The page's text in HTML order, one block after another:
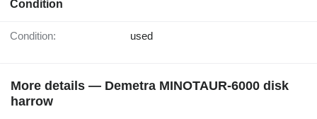
Condition
Condition: used
More details — Demetra MINOTAUR-6000 disk
harrow